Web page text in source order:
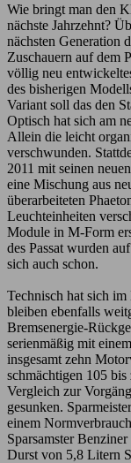
Wie bringt man den
nächste Jahrzehnt?
nächsten Generation
Zuschauern auf dem
völlig neu
des bisherigen
Variant soll das den
Optisch hat sich am
Allein die leicht
verschwunden.
2011 mit seinen
eine Mischung aus
überarbeiteten
Leuchteinheiten
Module in M-Form
des Passat wurden
sich auch schon.
Technisch hat sich
bleiben ebenfalls
Bremsenergie-
serienmäßig mit
insgesamt zehn
schmächtigen 105
Vergleich zur
gesunken.
einem
Sparsamster
Durst von 5,8 Litern